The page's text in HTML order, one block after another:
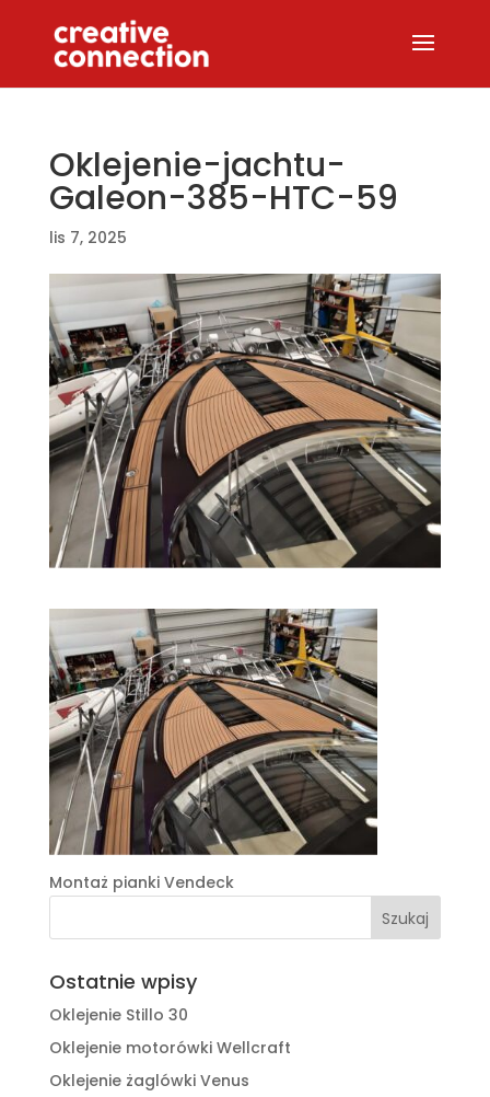
Oklejenie-jachtu-
Galeon-385-HTC-59
lis 7, 2025
Montaż pianki Vendeck
Ostatnie wpisy
Oklejenie Stillo 30
Oklejenie motorówki Wellcraft
Oklejenie żaglówki Venus